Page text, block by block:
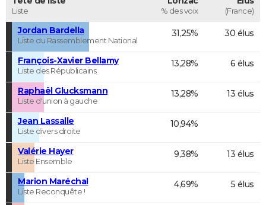
Liste % des voix (France)
Jordan Bardella
Liste du Rassemblement National
31,25% 30 élus
François-Xavier Bellamy
Liste des Républicains
13,28% 6 élus
Raphaël Glucksmann
Liste d'union à gauche
13,28% 13 élus
Jean Lassalle
Liste divers droite
10,94%
Valérie Hayer
Liste Ensemble
9,38% 13 élus
Marion Maréchal
Liste Reconquête !
4,69% 5 élus